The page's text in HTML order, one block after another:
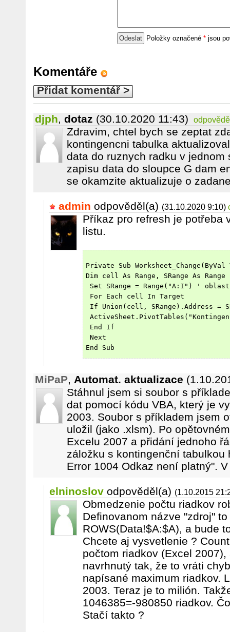
Položky označené * jsou
Komentáře
Přidat komentář >
djph, dotaz (30.10.2020 11:43)
Zdravim, chtel bych se zeptat
kontingencni tabulka
data do ruznych radku v
zapisu data do sloupce G dam
se okamzite aktualizuje o
admin odpověděl(a) (31.10.2020 9:10)
Příkaz pro refresh je potřeba
listu.
Private Sub
Dim cell As Range, SRange As Range
Set SRange = Range("A:I") ' oblast
For Each cell In Target
If Union(cell, SRange).Address =
End If
Next
End Sub
MiPaP, Automat. aktualizace
Stáhnul jsem si soubor s
dat pomocí kódu VBA, který je
2003. Soubor s příkladem jsem
uložil (jako .xlsm). Po
Excelu 2007 a přidání jednoho
záložku s kontingenční tabulkou
Error 1004 Odkaz není platný".
elninoslov odpověděl(a) (1.10.2015
Obmedzenie počtu riadkov
Definovanom názve "zdroj"
ROWS(Data!$A:$A), a bude
Chcete aj vysvetlenie ?
počtom riadkov (Excel
navrhnutý tak, že to vráti
napísané maximum riadkov.
2003. Teraz je to milión.
1046385=-980850 riadkov.
Stačí takto ?